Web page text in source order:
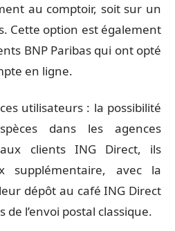
au comptoir, soit sur un
Cette option est également
BNP Paribas qui ont opté
en ligne.
utilisateurs : la possibilité
dans les agences
clients ING Direct, ils
supplémentaire, avec la
dépôt au café ING Direct
de l’envoi postal classique.